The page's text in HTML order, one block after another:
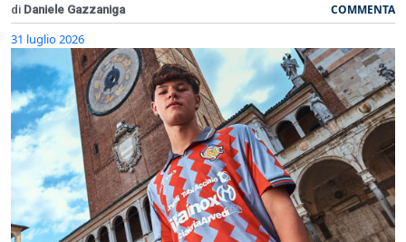
di Daniele Gazzaniga COMMENTA
31 luglio 2026